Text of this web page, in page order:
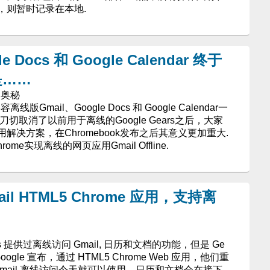
则暂时记录在本地.
Docs 和 Google Calendar 终于
……
秘
离线版Gmail、Google Docs 和 Google Calendar一
切取消了以前用于离线的Google Gears之后，大家
解决方案，在Chromebook发布之后其意义更加重大.
实现离线的网页应用Gmail Offline.
HTML5 Chrome 应用，支持离
供过离线访问 Gmail, 日历和文档的功能，但是 Ge
宣布，通过 HTML5 Chrome Web 应用，他们重